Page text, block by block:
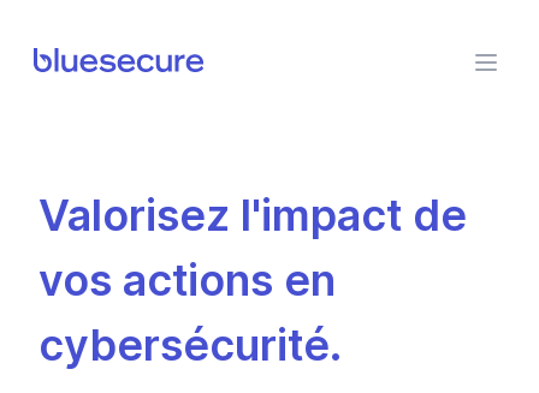
BlueSecure
Valorisez l'impact de
vos actions en
cybersécurité.